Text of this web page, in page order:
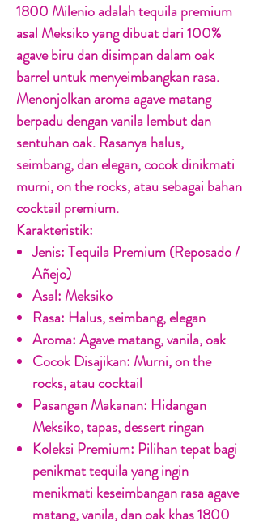
1800 Milenio adalah tequila premium
asal Meksiko yang dibuat dari 100%
agave biru dan disimpan dalam oak
barrel untuk menyeimbangkan rasa.
Menonjolkan aroma agave matang
berpadu dengan vanila lembut dan
sentuhan oak. Rasanya halus,
seimbang, dan elegan, cocok dinikmati
murni, on the rocks, atau sebagai bahan
cocktail premium.
Karakteristik:
Jenis:Tequila Premium (Reposado /
Añejo)
Asal: Meksiko
Rasa: Halus, seimbang, elegan
Aroma:Agave matang, vanila, oak
Cocok Disajikan: Murni, on the
rocks, atau cocktail
Pasangan Makanan: Hidangan
Meksiko, tapas, dessert ringan
Koleksi Premium: Pilihan tepat bagi
penikmat tequila yang ingin
menikmati keseimbangan rasa agave
matang, vanila, dan oak khas 1800